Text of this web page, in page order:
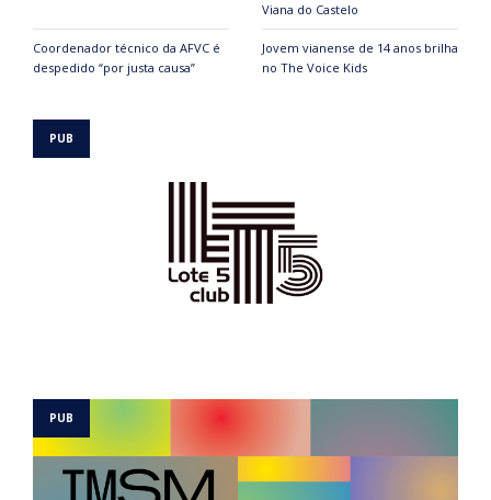
Viana do Castelo
Coordenador técnico da AFVC é
despedido “por justa causa”
Jovem vianense de 14 anos brilha
no The Voice Kids